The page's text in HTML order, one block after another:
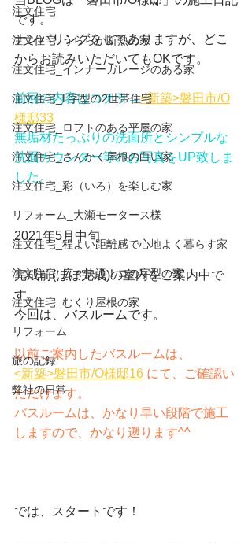
注文住宅
注文住宅_うららか断熱の家
注文住宅_インナーガレージのある家
注文住宅_L字型の2世帯住宅
注文住宅_ロフトのある平屋の家
注文住宅_さんかく屋根の白い家
注文住宅_彩（いろ）を楽しむ家
リフォーム_大瀬モータース様
注文住宅_程よい距離感で心地よく暮らす家
注文住宅_広々快適！コの字型の家
注文住宅_むくり屋根の家
リフォーム
旅の記録
弊社の日常
です。
ナンバリングをしてありますが、どこ
からお読みいただいてもOKです。
前回の内容はコチラ→<新築>磐田市/O
様邸33
無垢材たっぷりの洗面所とシンプルな
洗面カウンター等のお写真をUP致しま
した。
2021年5月中旬
完成前(ほぼ完成)の室内をご案内中で
す。
今回は、バスルームです。
以前ご案内したバスルームは、
<新築>磐田市/O様邸16 にて、ご確認い
ただけます。
バスルームは、かなり早い段階で施工
しますので、かなり遡ります^^
では、スタートです！